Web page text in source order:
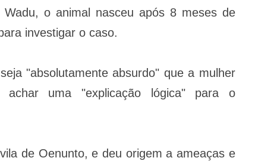
o animal nasceu após 8 meses de
investigar o caso.
"absolutamente absurdo" que a mulher
uma "explicação lógica" para o
de Oenunto, e deu origem a ameaças e